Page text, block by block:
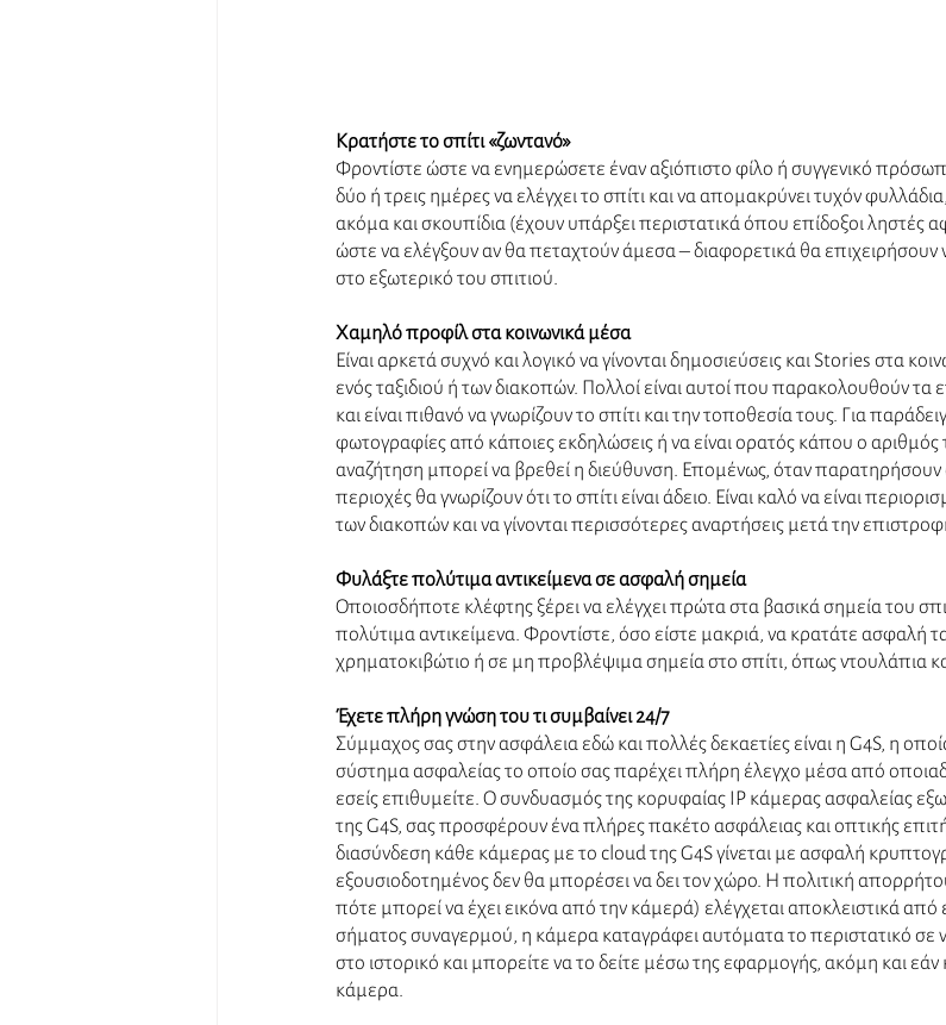
Κρατήστε το σπίτι «ζωντανό»
Φροντίστε ώστε να ενημερώσετε έναν αξιόπιστο φίλο ή συγγενικό
δύο ή τρεις ημέρες να ελέγχει το σπίτι και να απομακρύνει τυχόν
ακόμα και σκουπίδια (έχουν υπάρξει περιστατικά όπου επίδοξοι ληστές
ώστε να ελέγξουν αν θα πεταχτούν άμεσα – διαφορετικά θα
στο εξωτερικό του σπιτιού.
Χαμηλό προφίλ στα κοινωνικά μέσα
Είναι αρκετά συχνό και λογικό να γίνονται δημοσιεύσεις και Stories στα
ενός ταξιδιού ή των διακοπών. Πολλοί είναι αυτοί που παρακολουθούν
και είναι πιθανό να γνωρίζουν το σπίτι και την τοποθεσία τους. Για
φωτογραφίες από κάποιες εκδηλώσεις ή να είναι ορατός κάπου ο
αναζήτηση μπορεί να βρεθεί η διεύθυνση. Επομένως, όταν παρατηρήσουν
περιοχές θα γνωρίζουν ότι το σπίτι είναι άδειο. Είναι καλό να είναι
των διακοπών και να γίνονται περισσότερες αναρτήσεις μετά την
Φυλάξτε πολύτιμα αντικείμενα σε ασφαλή σημεία
Οποιοσδήποτε κλέφτης ξέρει να ελέγχει πρώτα στα βασικά σημεία του
πολύτιμα αντικείμενα. Φροντίστε, όσο είστε μακριά, να κρατάτε ασφαλή
χρηματοκιβώτιο ή σε μη προβλέψιμα σημεία στο σπίτι, όπως ντουλάπια
Έχετε πλήρη γνώση του τι συμβαίνει 24/7
Σύμμαχος σας στην ασφάλεια εδώ και πολλές δεκαετίες είναι η G4S, η
σύστημα ασφαλείας το οποίο σας παρέχει πλήρη έλεγχο μέσα από
εσείς επιθυμείτε. Ο συνδυασμός της κορυφαίας IP κάμερας ασφαλείας
της G4S, σας προσφέρουν ένα πλήρες πακέτο ασφάλειας και οπτικής
διασύνδεση κάθε κάμερας με το cloud της G4S γίνεται με ασφαλή
εξουσιοδοτημένος δεν θα μπορέσει να δει τον χώρο. Η πολιτική
πότε μπορεί να έχει εικόνα από την κάμερά) ελέγχεται αποκλειστικά
σήματος συναγερμού, η κάμερα καταγράφει αυτόματα το περιστατικό σε
στο ιστορικό και μπορείτε να το δείτε μέσω της εφαρμογής, ακόμη και
κάμερα.